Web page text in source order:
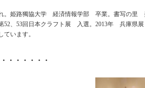
。姫路獨協大学 経済情報学部 卒業。書写の里
52、53回日本クラフト展 入選。2013年 兵庫県
ています。
・・・・・・